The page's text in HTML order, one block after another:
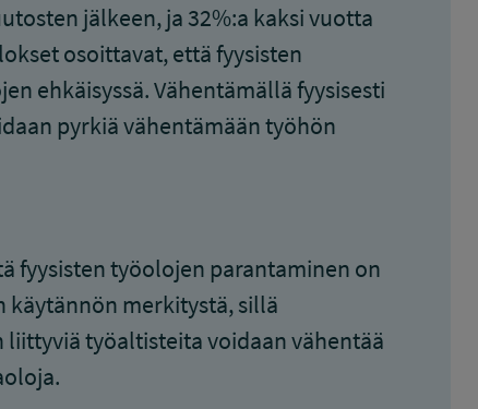
jälkeen, ja 32%:a kaksi vuotta
osoittavat, että fyysisten
ehkäisyssä. Vähentämällä fyysisesti
pyrkiä vähentämään työhön
fyysisten työolojen parantaminen on
käytännön merkitystä, sillä
työaltisteita voidaan vähentää